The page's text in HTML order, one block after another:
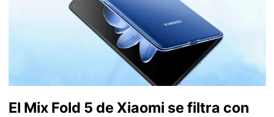
El Mix Fold 5 de Xiaomi se filtra con